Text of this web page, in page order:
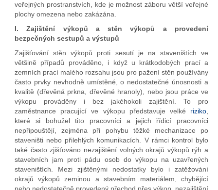
veřejných prostranstvích, kde je možnost záboru větší veřejné
plochy omezena nebo zakázána.
I. Zajištění výkopů a stěn výkopů a provedení
bezpečných sestupů a výstupů
Zajišťování stěn výkopů proti sesutí je na staveništích ve
většině případů prováděno, i když u krátkodobých prací a
zemních prací malého rozsahu jsou pro pažení stěn používány
často prvky nevhodně umístěné, o nedostatečné únosnosti a
kvalitě (dřevěná prkna, dřevěné hranoly), nebo jsou práce ve
výkopu prováděny i bez jakéhokoli zajištění. To pro
zaměstnance pracující ve výkopu představuje velké riziko
které si bohužel tito pracovníci a jejich řídicí pracovníci
nepřipouštějí, zejména při pohybu těžké mechanizace po
staveništi nebo přilehlých komunikacích. V rámci kontrol bylo
také často zjišťováno nezajištění volných okrajů výkopů rýh a
stavebních jam proti pádu osob do výkopu na uzavřených
staveništích. Mezi zjištěnými nedostatky bylo i zatěžování
okrajů výkopů zeminou a stavebním materiálem, chybějící